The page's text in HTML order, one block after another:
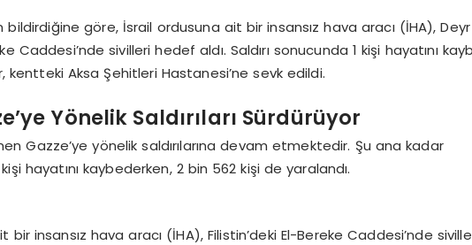
bildirdiğine göre, İsrail ordusuna ait bir insansız hava aracı (İHA),
Caddesi’nde sivilleri hedef aldı. Saldırı sonucunda 1 kişi hayatını
kentteki Aksa Şehitleri Hastanesi’ne sevk edildi.
Yönelik Saldırıları Sürdürüyor
Gazze’ye yönelik saldırılarına devam etmektedir. Şu ana kadar
hayatını kaybederken, 2 bin 562 kişi de yaralandı.
bir insansız hava aracı (İHA), Filistin’deki El-Bereke Caddesi’nde